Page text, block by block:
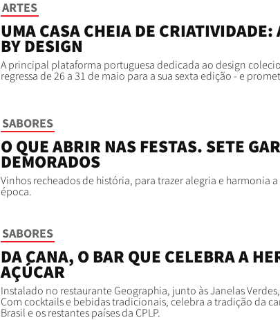
ARTES
UMA CASA CHEIA DE CRIATIVIDADE:
BY DESIGN
A principal plataforma portuguesa dedicada ao design
regressa de 26 a 31 de maio para a sua sexta edição - e
SABORES
O QUE ABRIR NAS FESTAS. SETE
DEMORADOS
Vinhos recheados de história, para trazer alegria e harmonia
época.
SABORES
DA CANA, O BAR QUE CELEBRA A
AÇÚCAR
Instalado no restaurante Geographia, junto às Janelas
Com cocktails e bebidas tradicionais, celebra a tradição da
Brasil e os restantes países da CPLP.